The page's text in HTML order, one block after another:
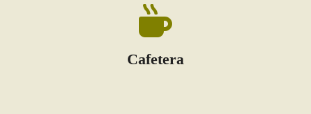
Cafetera